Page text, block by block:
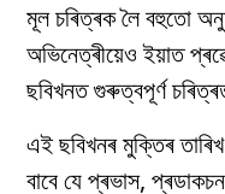
মূল চৰিত্ৰক লৈ বহুতো
অভিনেত্ৰীয়েও ইয়াত
ছবিখনত গুৰুত্বপূৰ্ণ
এই ছবিখনৰ মুক্তিৰ
বাবে যে প্ৰভাস,